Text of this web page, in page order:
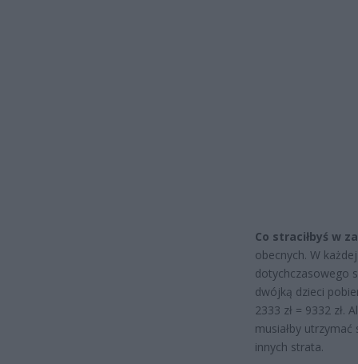
Co straciłbyś w
obecnych. W
dotychczasowego
dwójką dzieci
2333 zł = 9332 zł.
musiałby
innych strata.